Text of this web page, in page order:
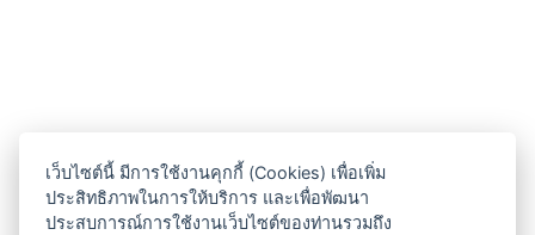
เว็บไซต์นี้ มีการใช้งานคุกกี้ (Cookies) เพื่อเพิ่ม
ประสิทธิภาพในการให้บริการ และเพื่อพัฒนา
ประสบการณ์การใช้งานเว็บไซต์ของท่านรวมถึง